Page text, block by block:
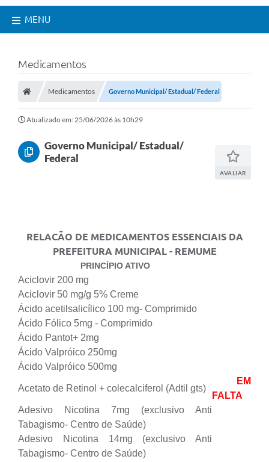
MENU
Medicamentos
Medicamentos Governo Municipal/ Estadual/ Federal
Atualizado em: 25/06/2026 às 10h29
Governo Municipal/ Estadual/
Federal
AVALIAR
RELACÃO DE MEDICAMENTOS ESSENCIAIS DA
PREFEITURA MUNICIPAL - REMUME
PRINCÍPIO ATIVO
Aciclovir 200 mg
Aciclovir 50 mg/g 5% Creme
Ácido acetilsalicílico 100 mg- Comprimido
Ácido Fólico 5mg - Comprimido
Ácido Pantot+ 2mg
Ácido Valpróico 250mg
Ácido Valpróico 500mg
Acetato de Retinol + colecalciferol (Adtil gts)
EM
FALTA
Adesivo Nicotina 7mg (exclusivo Anti
Tabagismo- Centro de Saúde)
Adesivo Nicotina 14mg (exclusivo Anti
Tabagismo- Centro de Saúde)